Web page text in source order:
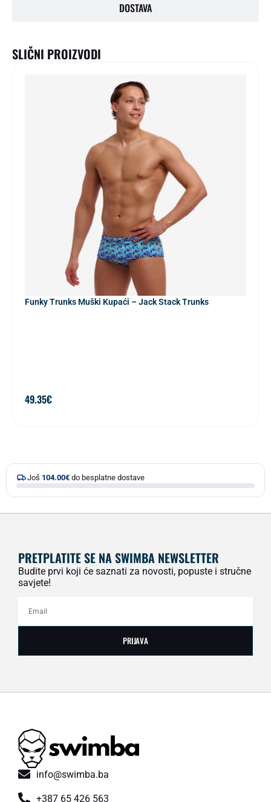
DOSTAVA
SLIČNI PROIZVODI
Funky Trunks Muški Kupaći – Jack Stack Trunks
49.35€
Još 104.00€ do besplatne dostave
PRETPLATITE SE NA SWIMBA NEWSLETTER
Budite prvi koji će saznati za novosti, popuste i stručne
savjete!
PRIJAVA
info@swimba.ba
+387 65 426 563